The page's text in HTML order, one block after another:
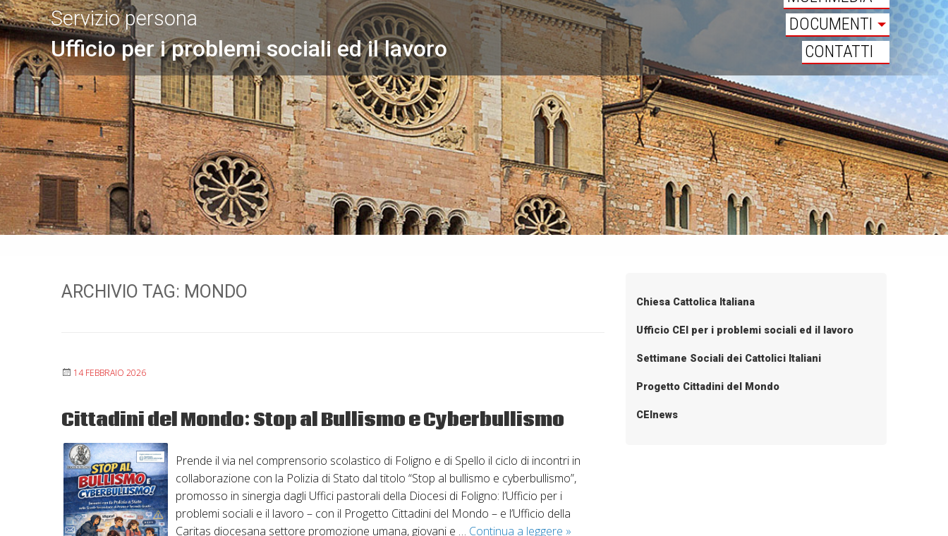
Ufficio per i problemi sociali ed il lavoro
Servizio persona
DOCUMENTI
CONTATTI
ARCHIVIO TAG: MONDO
14 FEBBRAIO 2026
Cittadini del Mondo: Stop al Bullismo e Cyberbullismo
Prende il via nel comprensorio scolastico di Foligno e di Spello il ciclo di incontri in
collaborazione con la Polizia di Stato dal titolo “Stop al bullismo e cyberbullismo”,
promosso in sinergia dagli Uffici pastorali della Diocesi di Foligno: l’Ufficio per i
problemi sociali e il lavoro – con il Progetto Cittadini del Mondo – e l’Ufficio della
Caritas diocesana settore promozione umana, giovani e … Continua a leggere Cittadini
»
Chiesa Cattolica Italiana
Ufficio CEI per i problemi sociali ed il lavoro
Settimane Sociali dei Cattolici Italiani
Progetto Cittadini del Mondo
CEInews